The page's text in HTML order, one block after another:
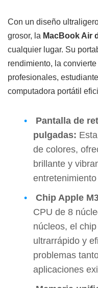
Con un diseño
grosor, la MacBook Air
cualquier lugar. Su
rendimiento, la
profesionales,
computadora portátil
Pantalla de
pulgadas:
de colores,
brillante y
Chip Apple
CPU de 8
núcleos, el
ultrarrápido y
problemas
aplicaciones